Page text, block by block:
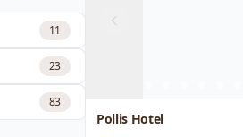
11
23
83
Pollis Hotel